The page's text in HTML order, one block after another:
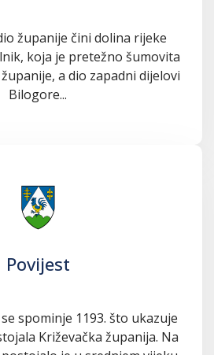
županije čini dolina rijeke
koja je pretežno šumovita
a dio zapadni dijelovi
Bilogore...
Povijest
spominje 1193. što ukazuje
Križevačka županija. Na